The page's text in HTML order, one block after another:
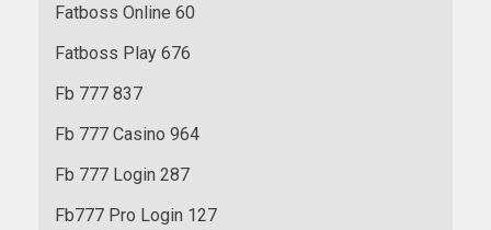
Fatboss Online 60
Fatboss Play 676
Fb 777 837
Fb 777 Casino 964
Fb 777 Login 287
Fb777 Pro Login 127